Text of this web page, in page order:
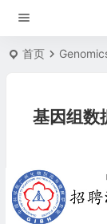
首页
基因组数